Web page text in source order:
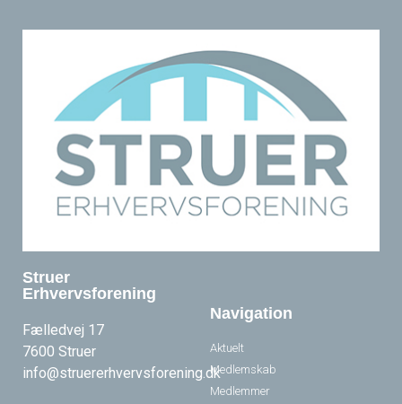
Struer
Erhvervsforening
Fælledvej 17
7600 Struer
info@struererhvervsforening.dk
Navigation
Aktuelt
Medlemskab
Medlemmer